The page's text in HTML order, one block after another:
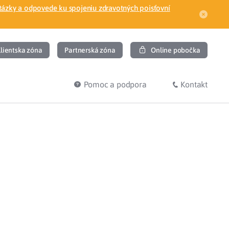
a odpovede ku spojeniu zdravotných poisťovní
zóna Partnerská zóna Online pobočka
Pomoc a podpora Kontakt